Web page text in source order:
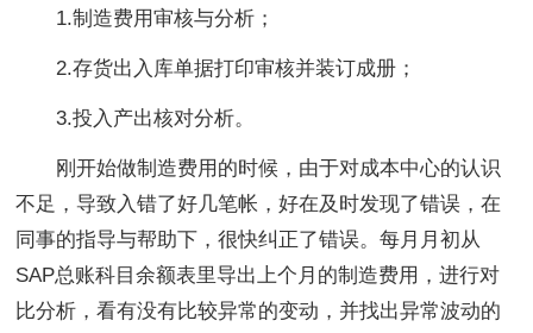
1.制造费用审核与分析；
2.存货出入库单据打印审核并装订成册；
3.投入产出核对分析。
刚开始做制造费用的时候，由于对成本中心的认识
不足，导致入错了好几笔帐，好在及时发现了错误，在
同事的指导与帮助下，很快纠正了错误。每月月初从
SAP总账科目余额表里导出上个月的制造费用，进行对
比分析，看有没有比较异常的变动，并找出异常波动的